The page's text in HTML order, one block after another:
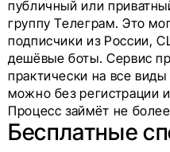
публичный или
группу Телеграм. Это
подписчики из России,
дешёвые боты. Сервис
практически на все
можно без регистрации
Процесс займёт не
Бесплатные